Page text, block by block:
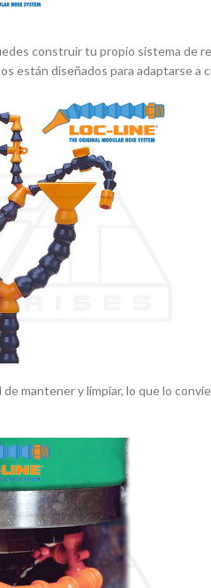
construir tu propio sistema de
están diseñados para adaptarse a
mantener y limpiar, lo que lo